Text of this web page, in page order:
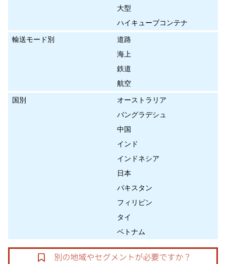
大型
ハイキューブコンテナ
輸送モード別
道路
海上
鉄道
航空
国別
オーストラリア
バングラデシュ
中国
インド
インドネシア
日本
パキスタン
フィリピン
タイ
ベトナム